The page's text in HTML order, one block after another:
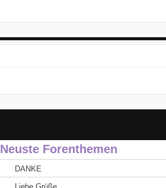
Neuste Forenthemen
DANKE